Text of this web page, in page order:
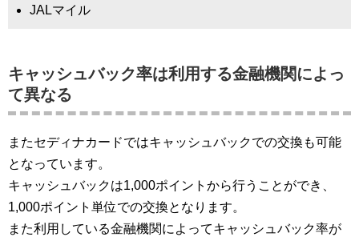
JALマイル
キャッシュバック率は利用する金融機関によっ
て異なる
またセディナカードではキャッシュバックでの交換も可能
となっています。
キャッシュバックは1,000ポイントから行うことができ、
1,000ポイント単位での交換となります。
また利用している金融機関によってキャッシュバック率が